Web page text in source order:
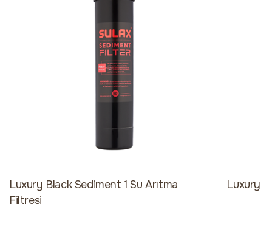
Luxury Black Sediment 1 Su Arıtma
Filtresi
Luxury